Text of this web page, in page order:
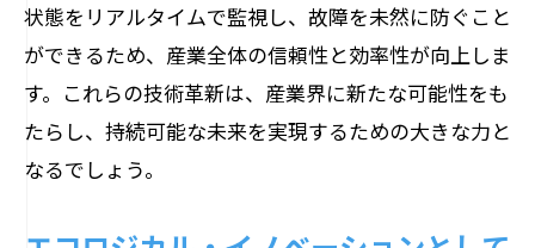
状態をリアルタイムで監視し、故障を未然に防ぐこと
ができるため、産業全体の信頼性と効率性が向上しま
す。これらの技術革新は、産業界に新たな可能性をも
たらし、持続可能な未来を実現するための大きな力と
なるでしょう。